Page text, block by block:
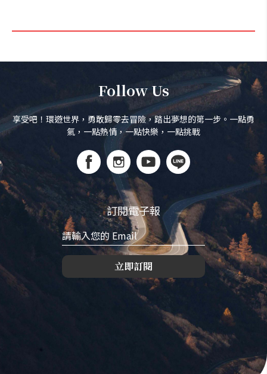
Follow Us
享受吧！環遊世界，勇敢歸零去冒險，踏出夢想的第一步。一點勇
氣，一點熱情，一點快樂，一點挑戰
訂閱電子報
立即訂閱